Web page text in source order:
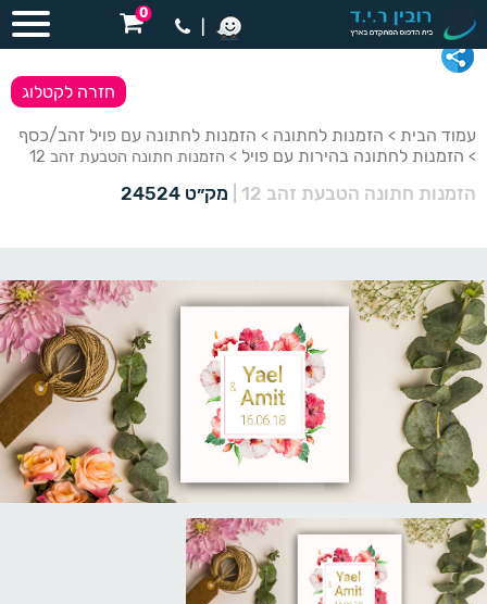
0
עמוד הבית > הזמנות לחתונה > הזמנות לחתונה עם פויל זהב/כסף
> הזמנות לחתונה בהירות עם פויל > הזמנות חתונה הטבעת זהב 12
הזמנות חתונה הטבעת זהב 12 מק״ט 24524
חזרה לקטלוג